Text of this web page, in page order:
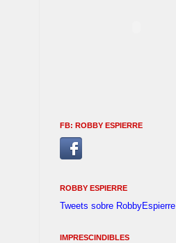
FB: ROBBY ESPIERRE
ROBBY ESPIERRE
Tweets sobre RobbyEspierre
IMPRESCINDIBLES